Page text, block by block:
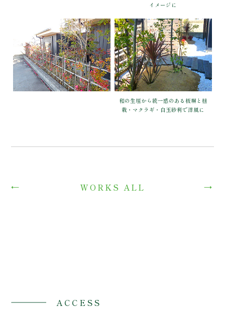
イメージに
和の生垣から統一感のある板塀と植
栽・マクラギ・白玉砂利で洋風に
← WORKS ALL →
ACCESS